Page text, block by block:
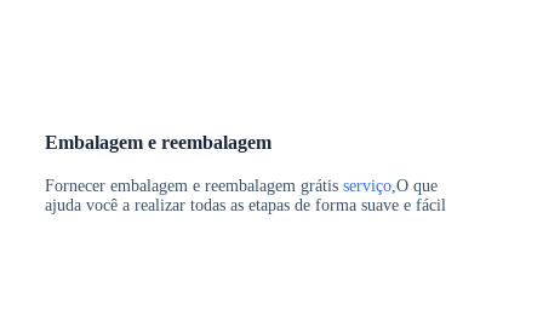
Embalagem e reembalagem
Fornecer embalagem e reembalagem grátis serviço,O que
ajuda você a realizar todas as etapas de forma suave e fácil